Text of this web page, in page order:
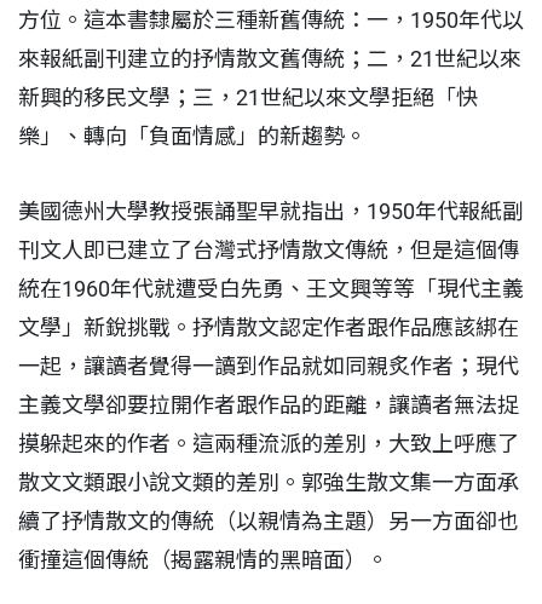
方位。這本書隸屬於三種新舊傳統：一，1950年代以
來報紙副刊建立的抒情散文舊傳統；二，21世紀以來
新興的移民文學；三，21世紀以來文學拒絕「快
樂」、轉向「負面情感」的新趨勢。
美國德州大學教授張誦聖早就指出，1950年代報紙副
刊文人即已建立了台灣式抒情散文傳統，但是這個傳
統在1960年代就遭受白先勇、王文興等等「現代主義
文學」新銳挑戰。抒情散文認定作者跟作品應該綁在
一起，讓讀者覺得一讀到作品就如同親炙作者；現代
主義文學卻要拉開作者跟作品的距離，讓讀者無法捉
摸躲起來的作者。這兩種流派的差別，大致上呼應了
散文文類跟小說文類的差別。郭強生散文集一方面承
續了抒情散文的傳統（以親情為主題）另一方面卻也
衝撞這個傳統（揭露親情的黑暗面）。